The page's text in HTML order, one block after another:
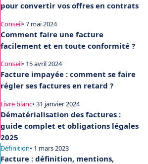
pour convertir vos offres en contrats
Conseil• 7 mai 2024
Comment faire une facture
facilement et en toute conformité ?
Conseil• 15 avril 2024
Facture impayée : comment se faire
régler ses factures en retard ?
Livre blanc• 31 janvier 2024
Dématérialisation des factures :
guide complet et obligations légales
2025
Définition• 1 mars 2023
Facture : définition, mentions,